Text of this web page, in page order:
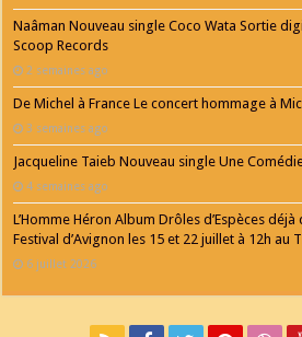
Naâman Nouveau single Coco Wata Sortie
Scoop Records
2 semaines ago
De Michel à France Le concert hommage à
3 semaines ago
Jacqueline Taieb Nouveau single Une
4 semaines ago
L’Homme Héron Album Drôles d’Espèces
Festival d’Avignon les 15 et 22 juillet à 12h au
6 juillet 2026